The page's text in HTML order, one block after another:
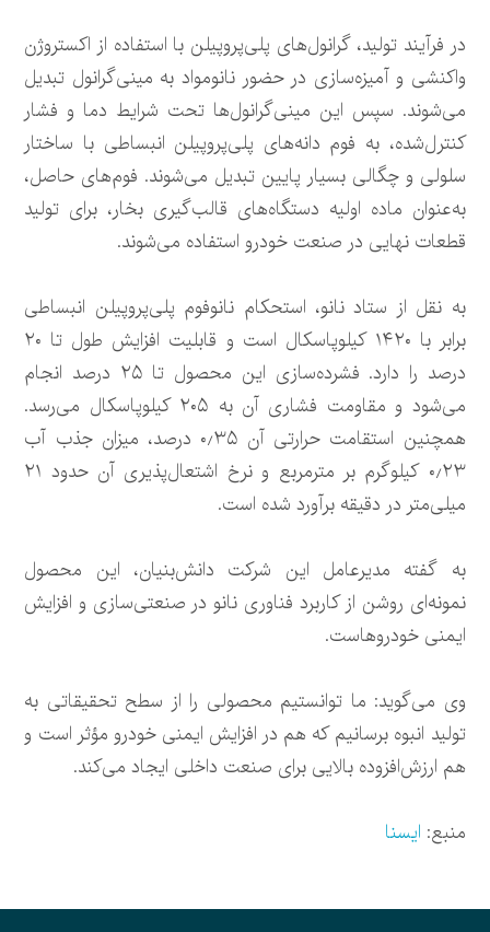
در فرآیند تولید، گرانول‌های پلی‌پروپیلن با استفاده از اکستروژن
واکنشی و آمیزه‌سازی در حضور نانومواد به مینی‌گرانول تبدیل
می‌شوند. سپس این مینی‌گرانول‌ها تحت شرایط دما و فشار
کنترل‌شده، به فوم دانه‌های پلی‌پروپیلن انبساطی با ساختار
سلولی و چگالی بسیار پایین تبدیل می‌شوند. فوم‌های حاصل،
به‌عنوان ماده اولیه دستگاه‌های قالب‌گیری بخار، برای تولید
قطعات نهایی در صنعت خودرو استفاده می‌شوند.
به نقل از ستاد نانو، استحکام نانوفوم پلی‌پروپیلن انبساطی
برابر با ۱۴۲۰ کیلوپاسکال است و قابلیت افزایش طول تا ۲۰
درصد را دارد. فشرده‌سازی این محصول تا ۲۵ درصد انجام
می‌شود و مقاومت فشاری آن به ۲۰۵ کیلوپاسکال می‌رسد.
همچنین استقامت حرارتی آن ۰٫۳۵ درصد، میزان جذب آب
۰٫۲۳ کیلوگرم بر مترمربع و نرخ اشتعال‌پذیری آن حدود ۲۱
میلی‌متر در دقیقه برآورد شده است.
به گفته مدیرعامل این شرکت دانش‌بنیان، این محصول
نمونه‌ای روشن از کاربرد فناوری نانو در صنعتی‌سازی و افزایش
ایمنی خودروهاست.
وی می‌گوید: ما توانستیم محصولی را از سطح تحقیقاتی به
تولید انبوه برسانیم که هم در افزایش ایمنی خودرو مؤثر است و
هم ارزش‌افزوده بالایی برای صنعت داخلی ایجاد می‌کند.
منبع: ایسنا